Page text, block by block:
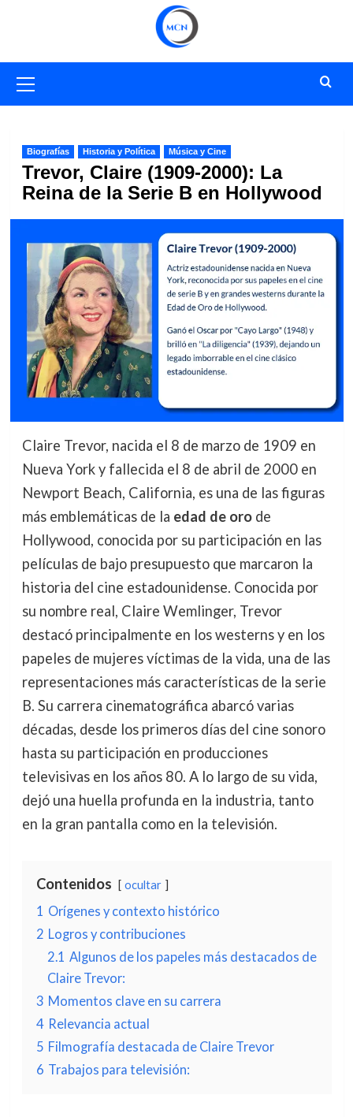
primario
Biografías Historia y Política Música y Cine
Trevor, Claire (1909-2000): La
Reina de la Serie B en Hollywood
Claire Trevor, nacida el 8 de marzo de 1909 en
Nueva York y fallecida el 8 de abril de 2000 en
Newport Beach, California, es una de las figuras
más emblemáticas de la edad de orode
Hollywood, conocida por su participación en las
películas de bajo presupuesto que marcaron la
historia del cine estadounidense. Conocida por
su nombre real, Claire Wemlinger, Trevor
destacó principalmente en los westerns y en los
papeles de mujeres víctimas de la vida, una de las
representaciones más características de la serie
B. Su carrera cinematográfica abarcó varias
décadas, desde los primeros días del cine sonoro
hasta su participación en producciones
televisivas en los años 80. A lo largo de su vida,
dejó una huella profunda en la industria, tanto
en la gran pantalla como en la televisión.
Contenidos ocultar
1 Orígenes y contexto histórico
2 Logros y contribuciones
2.1 Algunos de los papeles más destacados de
Claire Trevor:
3 Momentos clave en su carrera
4 Relevancia actual
5 Filmografía destacada de Claire Trevor
6 Trabajos para televisión: